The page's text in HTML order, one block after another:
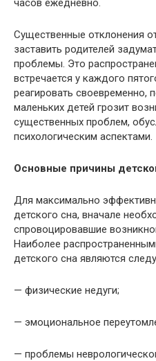
часов ежедневно.
Существенные отклонения
заставить родителей
проблемы. Это
встречается у каждого
реагировать своевременно,
маленьких детей грозит
существенных проблем,
психологическим аспектами.
Основные причины
Для максимально
детского сна, вначале
спровоцировавшие
Наиболее
детского сна являются
— физические недуги;
— эмоциональное
— проблемы